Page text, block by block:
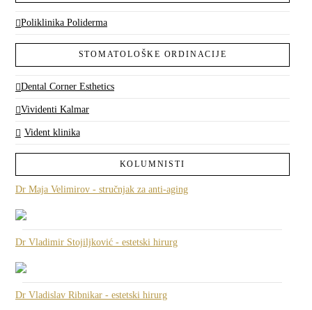
Poliklinika Poliderma
STOMATOLOŠKE ORDINACIJE
Dental Corner Esthetics
Vividenti Kalmar
Vident klinika
KOLUMNISTI
Dr Maja Velimirov - stručnjak za anti-aging
Dr Vladimir Stojiljković - estetski hirurg
Dr Vladislav Ribnikar - estetski hirurg